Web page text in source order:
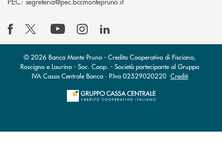
© 2026 Banca Monte Pruno - Credito Cooperativo di Fisciano,
Roscigno e Laurino - Soc. Coop. - Società partecipante al Gruppo
IVA Cassa Centrale Banca · P.Iva 02529020220 Crediti